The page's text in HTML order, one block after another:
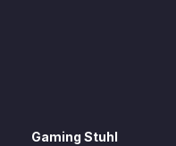
Gaming Stuhl